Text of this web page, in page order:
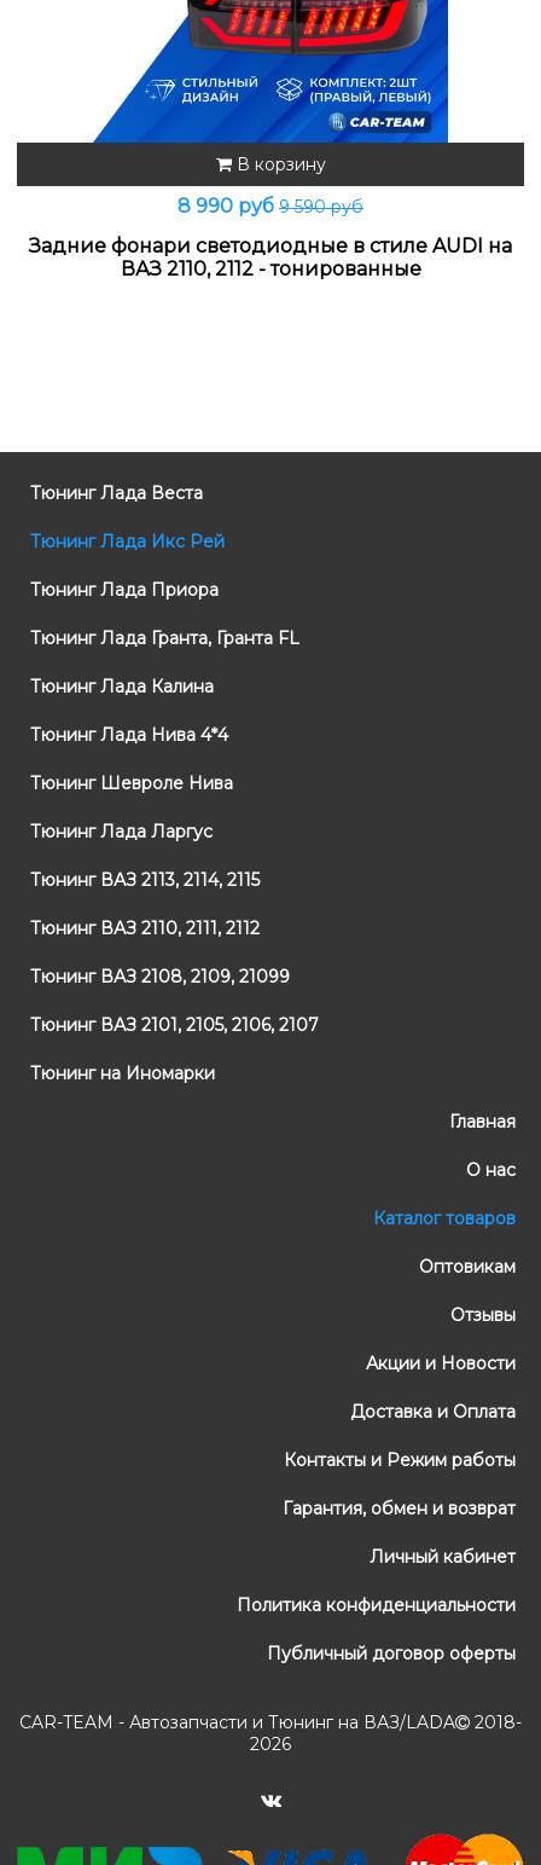
В корзину
8 990 руб 9 590 руб
Задние фонари светодиодные в стиле AUDI на
ВАЗ 2110, 2112 - тонированные
Тюнинг Лада Веста
Тюнинг Лада Икс Рей
Тюнинг Лада Приора
Тюнинг Лада Гранта, Гранта FL
Тюнинг Лада Калина
Тюнинг Лада Нива 4*4
Тюнинг Шевроле Нива
Тюнинг Лада Ларгус
Тюнинг ВАЗ 2113, 2114, 2115
Тюнинг ВАЗ 2110, 2111, 2112
Тюнинг ВАЗ 2108, 2109, 21099
Тюнинг ВАЗ 2101, 2105, 2106, 2107
Тюнинг на Иномарки
Главная
О нас
Каталог товаров
Оптовикам
Отзывы
Акции и Новости
Доставка и Оплата
Контакты и Режим работы
Гарантия, обмен и возврат
Личный кабинет
Политика конфиденциальности
Публичный договор оферты
CAR-TEAM - Автозапчасти и Тюнинг на ВАЗ/LADA
2018-
2026